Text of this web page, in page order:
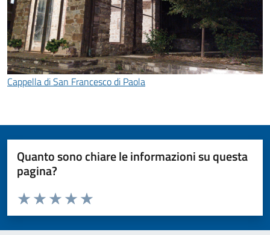
Cappella di San Francesco di Paola
Quanto sono chiare le informazioni su questa
pagina?
Valuta da 1 a 5 stelle la pagina
Valuta 5 stelle su 5
Valuta 4 stelle su 5
Valuta 3 stelle su 5
Valuta 2 stelle su 5
Valuta 1 stelle su 5